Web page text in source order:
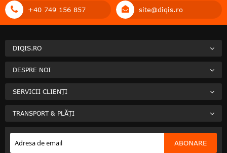
+40 749 156 857 site@diqis.ro
DIQIS.RO
DESPRE NOI
SERVICII CLIENȚI
TRANSPORT & PLĂȚI
ABONARE